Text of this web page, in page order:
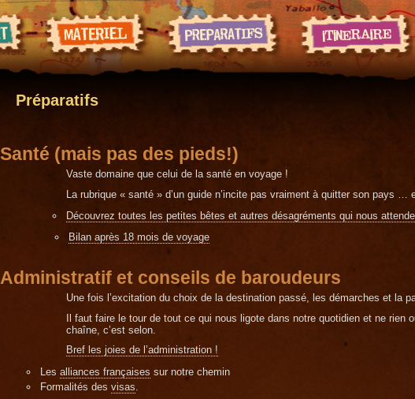
Préparatifs
Santé (mais pas des pieds!)
Vaste domaine que celui de la santé en voyage !
La rubrique « santé » d’un guide n’incite pas vraiment à quitter son pays …
Découvrez toutes les petites bêtes et autres désagréments qui nous
Bilan après 18 mois de voyage
Administratif et conseils de baroudeurs
Une fois l’excitation du choix de la destination passé, les démarches et la
Il faut faire le tour de tout ce qui nous ligote dans notre quotidien et ne rien
chaîne, c’est selon.
Bref les joies de l’administration !
Les alliances françaises sur notre chemin
Formalités des visas